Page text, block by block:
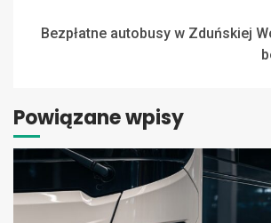
Bezpłatne autobusy w Zduńskiej
Powiązane wpisy